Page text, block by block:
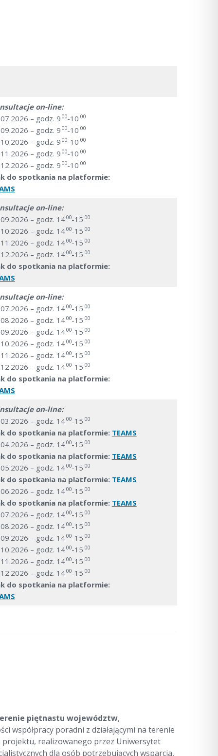
on-line:
– godz. 9 00-10 00
– godz. 9 00-10 00
– godz. 9 00-10 00
– godz. 9 00-10 00
– godz. 9 00-10 00
do spotkania na platformie:
on-line:
– godz. 1400-15 00
– godz. 1400-15 00
– godz. 1400-15 00
– godz. 1400-15 00
do spotkania na platformie:
on-line:
– godz. 1400-15 00
– godz. 1400-15 00
– godz. 1400-15 00
– godz. 1400-15 00
– godz. 1400-15 00
– godz. 1400-15 00
do spotkania na platformie:
on-line:
– godz. 1400-15 00
do spotkania na platformie: TEAMS
– godz. 1400-15 00
do spotkania na platformie: TEAMS
– godz. 1400-15 00
do spotkania na platformie: TEAMS
– godz. 1400-15 00
do spotkania na platformie: TEAMS
– godz. 1400-15 00
– godz. 1400-15 00
– godz. 1400-15 00
– godz. 1400-15 00
– godz. 1400-15 00
– godz. 1400-15 00
do spotkania na platformie:
piętnastu województw,
współpracy poradni z działającymi na terenie
realizowanego przez Uniwersytet
dla osób potrzebujących wsparcia,